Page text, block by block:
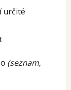
určité
(seznam,